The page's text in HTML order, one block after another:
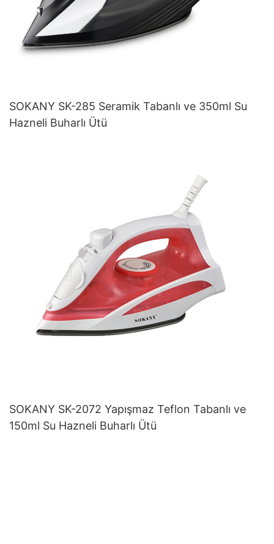
SOKANY SK-285 Seramik Tabanlı ve 350ml Su
Hazneli Buharlı Ütü
SOKANY SK-2072 Yapışmaz Teflon Tabanlı ve
150ml Su Hazneli Buharlı Ütü